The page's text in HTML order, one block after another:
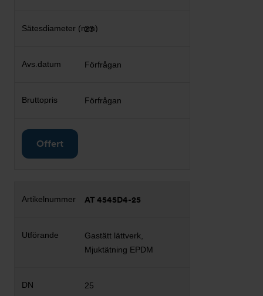
23
Förfrågan
Förfrågan
Offert
AT 4545D4-25
Gastätt lättverk,
Mjuktätning EPDM
25